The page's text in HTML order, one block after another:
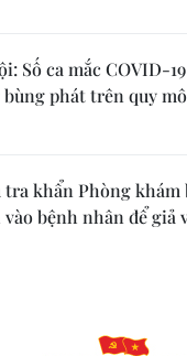
Số ca mắc COVID-
bùng phát trên quy
tra khẩn Phòng khám
bệnh nhân để giả